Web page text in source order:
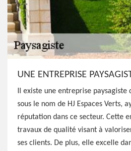
UNE ENTREPRISE
Il existe une entreprise paysagiste
sous le nom de HJ Espaces Verts,
réputation dans ce secteur. Cette
travaux de qualité visant à
ses clients. De plus, elle excelle